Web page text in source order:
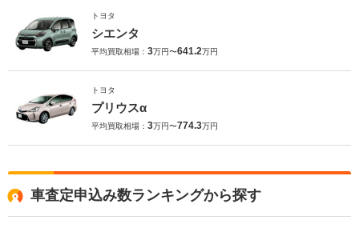
トヨタ
シエンタ
平均買取相場： 3万円〜641.2万円
トヨタ
プリウスα
平均買取相場： 3万円〜774.3万円
車査定申込み数ランキングから探す